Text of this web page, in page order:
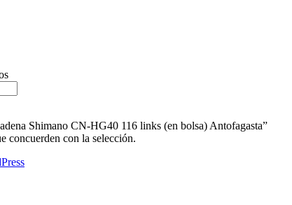
Shimano CN-HG40 116 links (en bolsa) Antofagasta”
concuerden con la selección.